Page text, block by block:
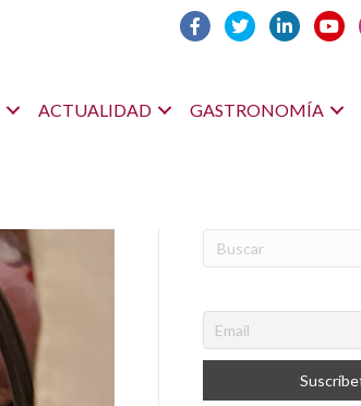
ACTUALIDAD GASTRONOMÍA